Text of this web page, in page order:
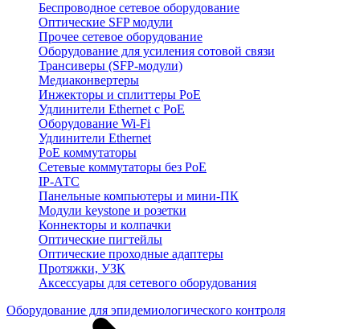
Беспроводное сетевое оборудование
Оптические SFP модули
Прочее сетевое оборудование
Оборудование для усиления сотовой связи
Трансиверы (SFP-модули)
Медиаконвертеры
Инжекторы и сплиттеры PoE
Удлинители Ethernet с PoE
Оборудование Wi-Fi
Удлинители Ethernet
PoE коммутаторы
Сетевые коммутаторы без PoE
IP-АТС
Панельные компьютеры и мини-ПК
Модули keystone и розетки
Коннекторы и колпачки
Оптические пигтейлы
Оптические проходные адаптеры
Протяжки, УЗК
Аксессуары для сетевого оборудования
Оборудование для эпидемиологического контроля